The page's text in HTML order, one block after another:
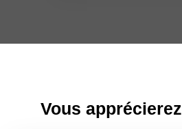
Vous apprécierez